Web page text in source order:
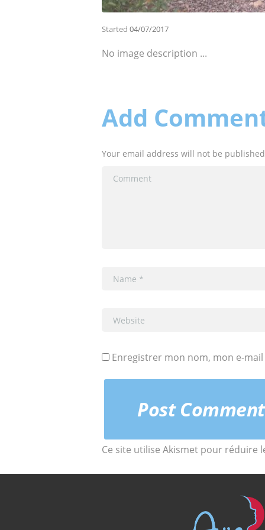
Started 04/07/2017
No image description ...
Add
Your email address will not be
Enregistrer mon nom, mon e-
Ce site utilise Akismet pour réduire